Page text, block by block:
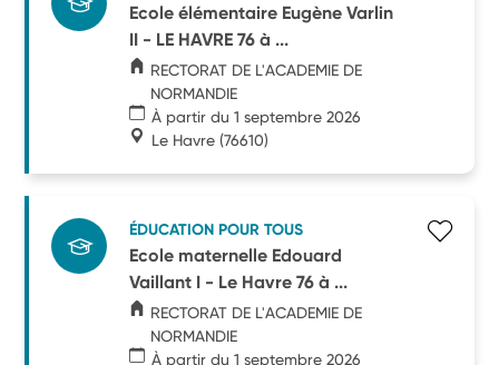
Ecole élémentaire Eugène Varlin
II - LE HAVRE 76 à ...
RECTORAT DE L'ACADEMIE DE
NORMANDIE
À partir du 1 septembre 2026
Le Havre (76610)
ÉDUCATION POUR TOUS
Ecole maternelle Edouard
Vaillant I - Le Havre 76 à ...
RECTORAT DE L'ACADEMIE DE
NORMANDIE
À partir du 1 septembre 2026